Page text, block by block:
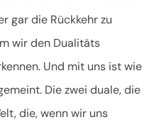
gar die Rückkehr zu
wir den Dualitäts
Und mit uns ist wie
Die zwei duale, die
die, wenn wir uns